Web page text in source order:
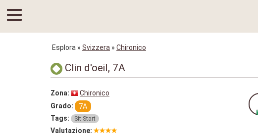
Esplora » Svizzera » Chironico
Clin d'oeil, 7A
Zona:
Chironico
Grado:
7A
Tags:
Sit Start
Valutazione: